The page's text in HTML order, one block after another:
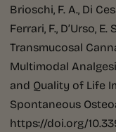
Brioschi, F. A., Di
Ferrari, F., D’Urso,
Transmucosal
Multimodal
and Quality of Life
Spontaneous
https://doi.org/